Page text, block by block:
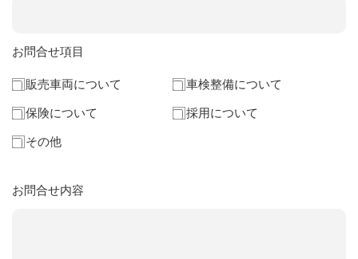
お問合せ項目
販売車両について 車検整備について
保険について 採用について
その他
お問合せ内容